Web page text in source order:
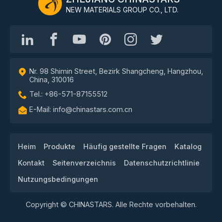
NEW MATERIALS GROUP CO., LTD.
Nr. 98 Shimin Street, Bezirk Shangcheng, Hangzhou,
China, 310016
Tel.: +86-571-87155512
E-Mail: info@chinastars.com.cn
Heim Produkte Häufig gestellte Fragen
Katalog
Kontakt
Seitenverzeichnis
Datenschutzrichtlinie
Nutzungsbedingungen
Copyright © CHINASTARS. Alle Rechte vorbehalten.